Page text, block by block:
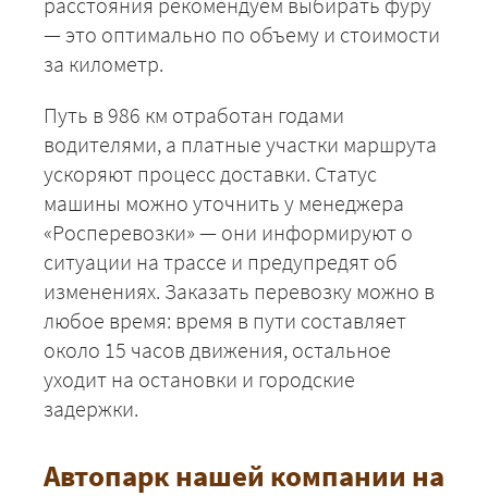
— это оптимально по объему и стоимости
за километр.
Путь в 986 км отработан годами
водителями, а платные участки маршрута
ускоряют процесс доставки. Статус
машины можно уточнить у менеджера
«Росперевозки» — они информируют о
ситуации на трассе и предупредят об
изменениях. Заказать перевозку можно в
любое время: время в пути составляет
около 15 часов движения, остальное
уходит на остановки и городские
задержки.
Автопарк нашей компании на
+7 (499) 520-05-23